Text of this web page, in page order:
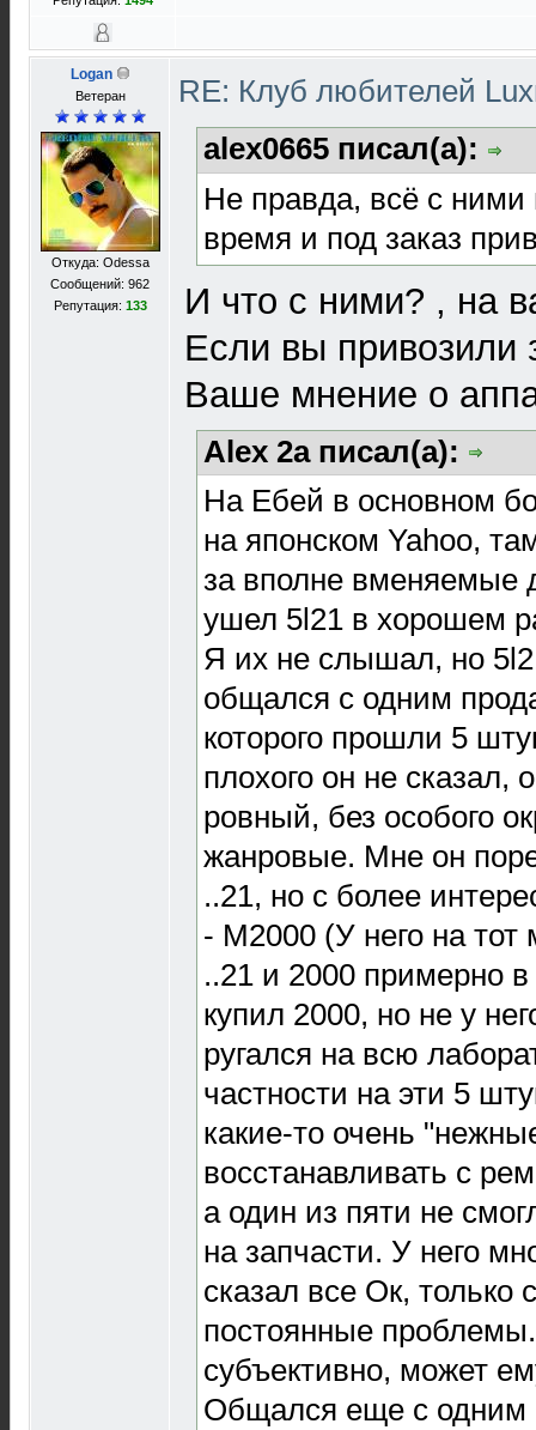
Logan
Ветеран
Откуда: Odessa
Сообщений: 962
Репутация: 133
RE: Клуб любителей
alex0665 писал(а):
Не правда, всё с
время и под заказ
И что с ними? , на
Если вы привозили
Ваше мнение о
Alex 2a писал(а):
На Ебей в основном
на японском Yahoo,
за вполне вменяемые
ушел 5l21 в хорошем
Я их не слышал, но
общался с одним
которого прошли 5
плохого он не сказал,
ровный, без особого
жанровые. Мне он
..21, но с более
- М2000 (У него на
..21 и 2000 примерно
купил 2000, но не у
ругался на всю
частности на эти 5
какие-то очень
восстанавливать с
а один из пяти не
на запчасти. У него
сказал все Ок, только
постоянные
субъективно, может
Общался еще с одним